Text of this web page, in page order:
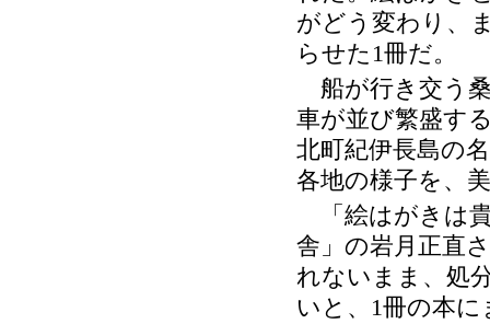
がどう変わり、
らせた 1冊だ。
船が行き交う
車が並び繁盛す
北町紀伊長島の
各地の様子を、
「絵はがきは
舎」の岩月正直
れないまま、処
いと、
1冊の本に